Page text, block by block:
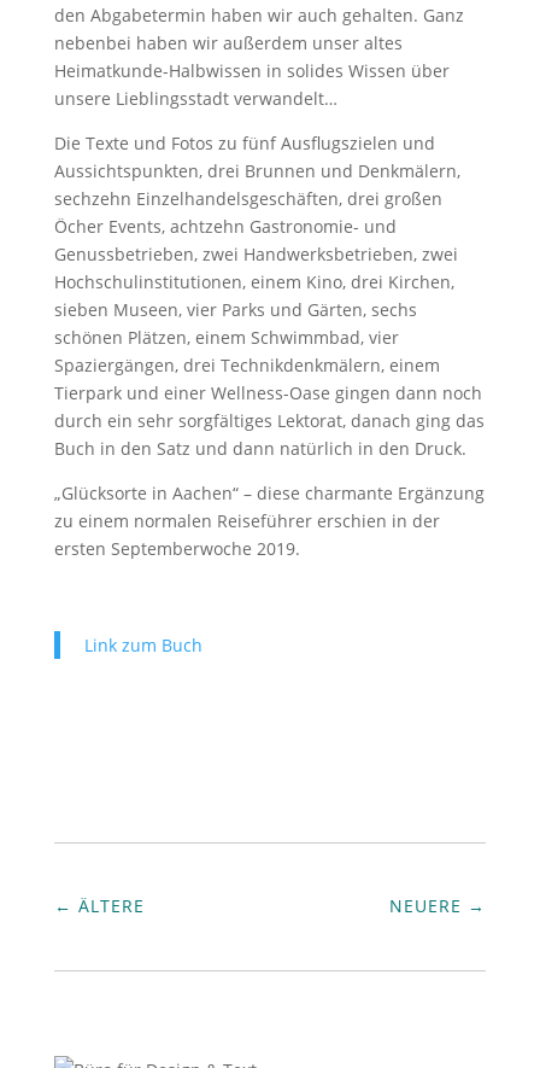
den Abgabetermin haben wir auch gehalten. Ganz
nebenbei haben wir außerdem unser altes
Heimatkunde-Halbwissen in solides Wissen über
unsere Lieblingsstadt verwandelt…
Die Texte und Fotos zu fünf Ausflugszielen und
Aussichtspunkten, drei Brunnen und Denkmälern,
sechzehn Einzelhandelsgeschäften, drei großen
Öcher Events, achtzehn Gastronomie- und
Genussbetrieben, zwei Handwerksbetrieben, zwei
Hochschulinstitutionen, einem Kino, drei Kirchen,
sieben Museen, vier Parks und Gärten, sechs
schönen Plätzen, einem Schwimmbad, vier
Spaziergängen, drei Technikdenkmälern, einem
Tierpark und einer Wellness-Oase gingen dann noch
durch ein sehr sorgfältiges Lektorat, danach ging das
Buch in den Satz und dann natürlich in den Druck.
„Glücksorte in Aachen“ – diese charmante Ergänzung
zu einem normalen Reiseführer erschien in der
ersten Septemberwoche 2019.
Link zum Buch
← ÄLTERE NEUERE →